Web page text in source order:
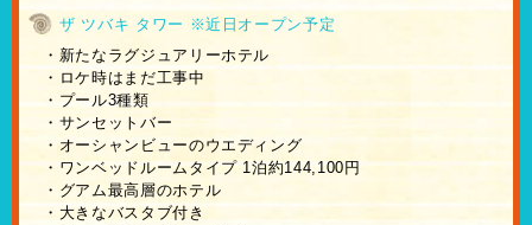
ザ ツバキ タワー ※近日オープン予定
・新たなラグジュアリーホテル
・ロケ時はまだ工事中
・プール3種類
・サンセットバー
・オーシャンビューのウエディング
・ワンベッドルームタイプ 1泊約144,100円
・グアム最高層のホテル
・大きなバスタブ付き